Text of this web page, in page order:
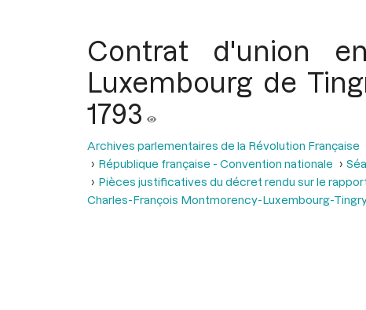
Contrat d'union
Luxembourg de
1793
Archives parlementaires de la Révolution Française
République française - Convention nationale
Pièces justificatives du décret rendu sur le
Charles-François Montmorency-Luxembourg-